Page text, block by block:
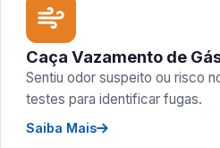
Caça Vazamento de
Sentiu odor suspeito ou risco
testes para identificar fugas.
Saiba Mais